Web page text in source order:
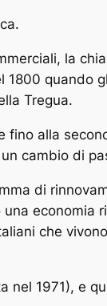
la
1800 quando
Tregua.
fino alla
cambio di
di
economia
che
nel 1971), e